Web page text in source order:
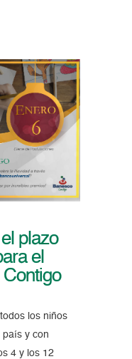
plazo
el
los niños
país y con
4 y los 12